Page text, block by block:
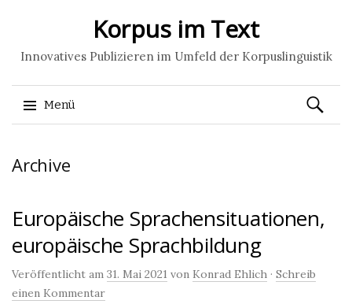
Korpus im Text
Innovatives Publizieren im Umfeld der Korpuslinguistik
Menü
zum
Suchen
nach:
Archive
Europäische Sprachensituationen,
europäische Sprachbildung
Veröffentlicht am 31. Mai 2021 von Konrad Ehlich · Schreib
einen Kommentar